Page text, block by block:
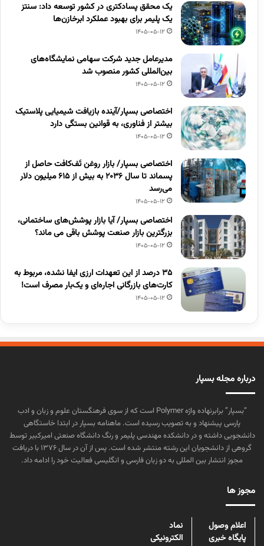
یک محقق پسادکتری در کشور توسعه داد: سنتز
یک پلیمر برای بهبود عملکرد ابرخازن‌ها
1405-05-12
مدیرعامل جدید شرکت سهامی نمایشگاه‌های
بین‌المللی کشور منصوب شد
1405-05-12
اختصاصی بسپار/آینده بازیافت شیمیایی پلاستیک
بیشتر از فناوری، به قوانین بستگی دارد
1405-05-12
اختصاصی بسپار/ بازار روغن تَف‌کافت حاصل از
پسماند تا سال ۲۰۳۶ به بیش از ۶۱۵ میلیون دلار
می‌رسد
1405-05-12
اختصاصی بسپار/ آیا بازار پوشش‌های ساختمانی،
بزرگترین بازار صنعت پوشش باقی می ماند؟
1405-05-12
۳۵ درصد از این تعهدات ارزی ایفا نشده، مربوط به
کارت‌های بازرگانی اجاره‌ای و یک‌بار مصرف است!
1405-05-12
درباره مجله بسپار
“بسپار” برابرنهاده واژه Polymer است که از سوی فرهنگستان علوم و زبان و ادب
پارسی پیشنهاد و به تصویب رسیده است. ماهنامه بسپار در ابتدا خاستگاهی
دانشجویی داشته و در دانشکده مهندسی پلیمر و رنگ دانشگاه صنعتی امیرکبیر توسط
گروهی از دانشجویان این رشته منتشر شده است. پس از آن در سال ۱۳۷۶ با دریافت
مجوز انتشار بین المللی به دو زبان فارسی و انگلیسی فعالیت خود را ادامه داد.
مجوز ها
اعلام وصول
پایگاه خبری
نماد
الکترونیکی